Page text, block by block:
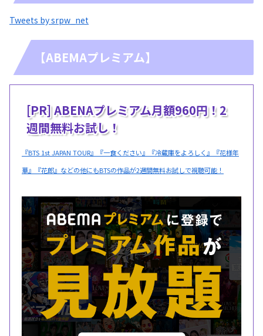
Tweets by srpw_net
【ABEMAプレミアム】
[PR] ABENAプレミアム月額960円！2
週間無料お試し！
『BTS 1st JAPAN TOUR』『一食ください』『冷蔵庫をよろしく』『花様年
華』『花郎』などの他にもBTSの作品が2週間無料お試しで視聴可能！